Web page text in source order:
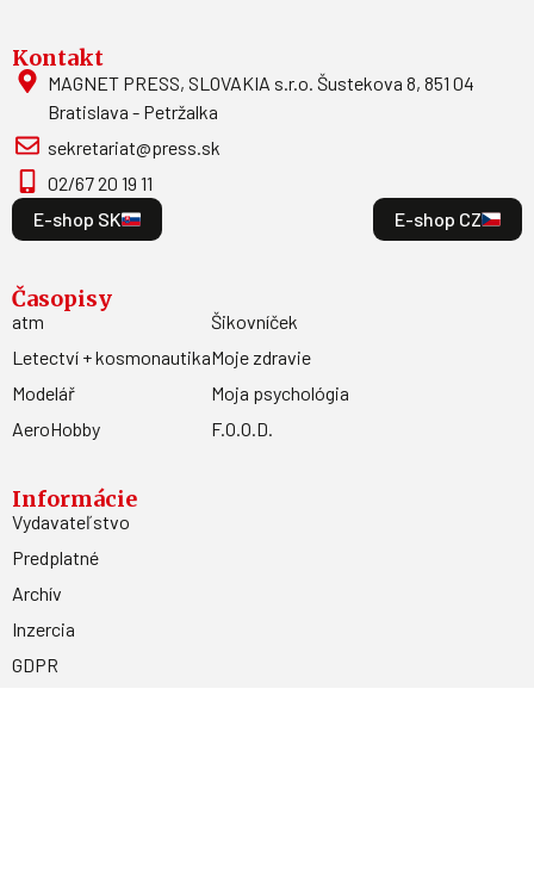
Kontakt
MAGNET PRESS, SLOVAKIA s.r.o. Šustekova 8, 851 04
Bratislava - Petržalka
sekretariat@press.sk
02/67 20 19 11
E-shop SK
E-shop CZ
Časopisy
atm
Letectví + kosmonautika
Modelář
AeroHobby
Šikovníček
Moje zdravie
Moja psychológia
F.O.O.D.
Informácie
Vydavateľstvo
Predplatné
Archív
Inzercia
GDPR